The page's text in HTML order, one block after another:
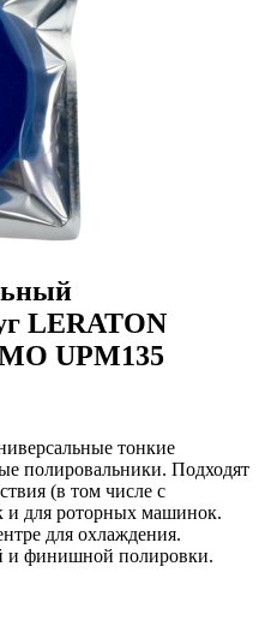
LERATON
UPM135
тонкие
полировальники. Подходят
(в том числе с
и для роторных машинок.
для охлаждения.
и финишной полировки.